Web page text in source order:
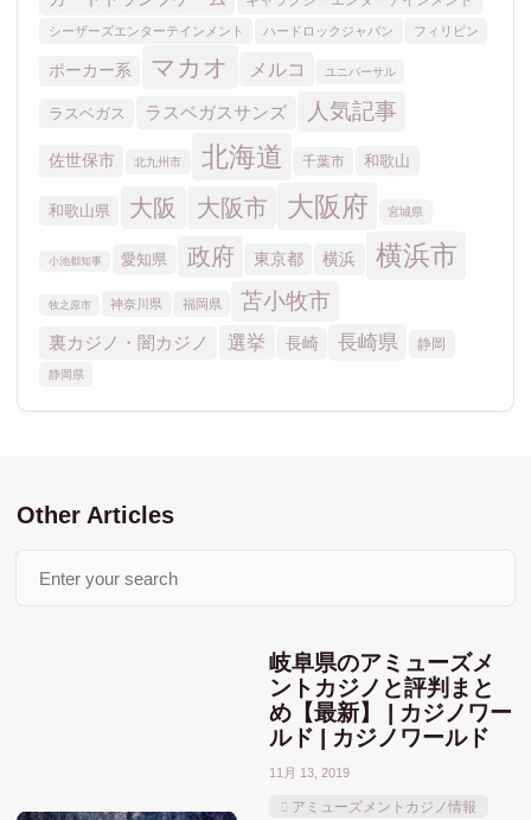
MGM MGMリゾーツ
カードトランプゲーム ギャラクシーエンターテイ
シーザーズエンターテインメント ハードロックジャパン
マカオ メルコ
ラスベガスサンズ 人気記事
Other Articles
岐阜県のアミューズメ
ントカジノと評判まと
め【最新】 | カジノワー
ルド | カジノワールド
11月 13, 2019
アミューズメントカジノ情報